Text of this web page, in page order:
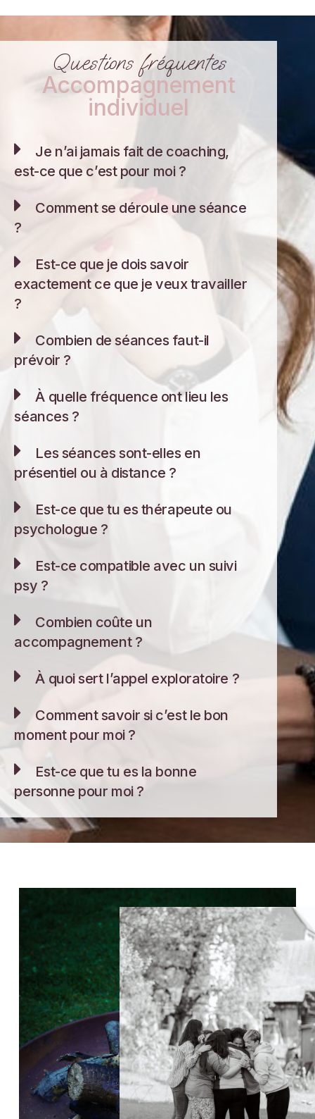
Questions fréquentes
Accompagnement
individuel
Je n’ai jamais fait de coaching,
est-ce que c’est pour moi ?
Comment se déroule une séance
?
Est-ce que je dois savoir
exactement ce que je veux travailler
?
Combien de séances faut-il
prévoir ?
À quelle fréquence ont lieu les
séances ?
Les séances sont-elles en
présentiel ou à distance ?
Est-ce que tu es thérapeute ou
psychologue ?
Est-ce compatible avec un suivi
psy ?
Combien coûte un
accompagnement ?
À quoi sert l’appel exploratoire ?
Comment savoir si c’est le bon
moment pour moi ?
Est-ce que tu es la bonne
personne pour moi ?